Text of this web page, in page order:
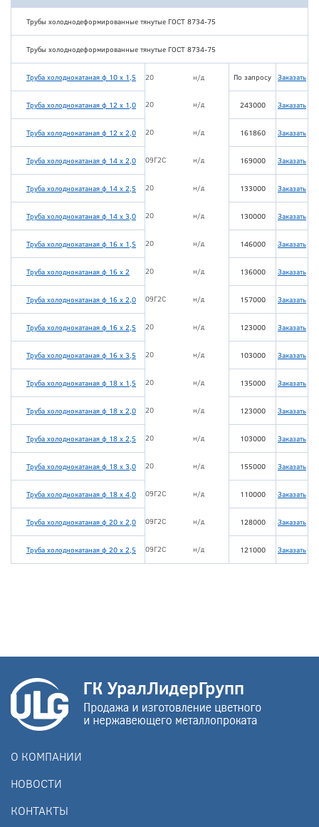
Трубы холоднодеформированные тянутые ГОСТ 8734-75
Трубы холоднодеформированные тянутые ГОСТ 8734-75
Труба холоднокатаная ф 10 х 1,5 20 н/д По запросу Заказать
Труба холоднокатаная ф 12 х 1,0 20 н/д 243000 Заказать
Труба холоднокатаная ф 12 х 2,0 20 н/д 161860 Заказать
Труба холоднокатаная ф 14 х 2,0 09Г2С н/д 169000 Заказать
Труба холоднокатаная ф 14 х 2,5 20 н/д 133000 Заказать
Труба холоднокатаная ф 14 х 3,0 20 н/д 130000 Заказать
Труба холоднокатаная ф 16 х 1,5 20 н/д 146000 Заказать
Труба холоднокатаная ф 16 х 2 20 н/д 136000 Заказать
Труба холоднокатаная ф 16 х 2,0 09Г2С н/д 157000 Заказать
Труба холоднокатаная ф 16 х 2,5 20 н/д 123000 Заказать
Труба холоднокатаная ф 16 х 3,5 20 н/д 103000 Заказать
Труба холоднокатаная ф 18 х 1,5 20 н/д 135000 Заказать
Труба холоднокатаная ф 18 х 2,0 20 н/д 123000 Заказать
Труба холоднокатаная ф 18 х 2,5 20 н/д 103000 Заказать
Труба холоднокатаная ф 18 х 3,0 20 н/д 155000 Заказать
Труба холоднокатаная ф 18 х 4,0 09Г2С н/д 110000 Заказать
Труба холоднокатаная ф 20 х 2,0 09Г2С н/д 128000 Заказать
Труба холоднокатаная ф 20 х 2,5 09Г2С н/д 121000 Заказать
О КОМПАНИИ
НОВОСТИ
КОНТАКТЫ